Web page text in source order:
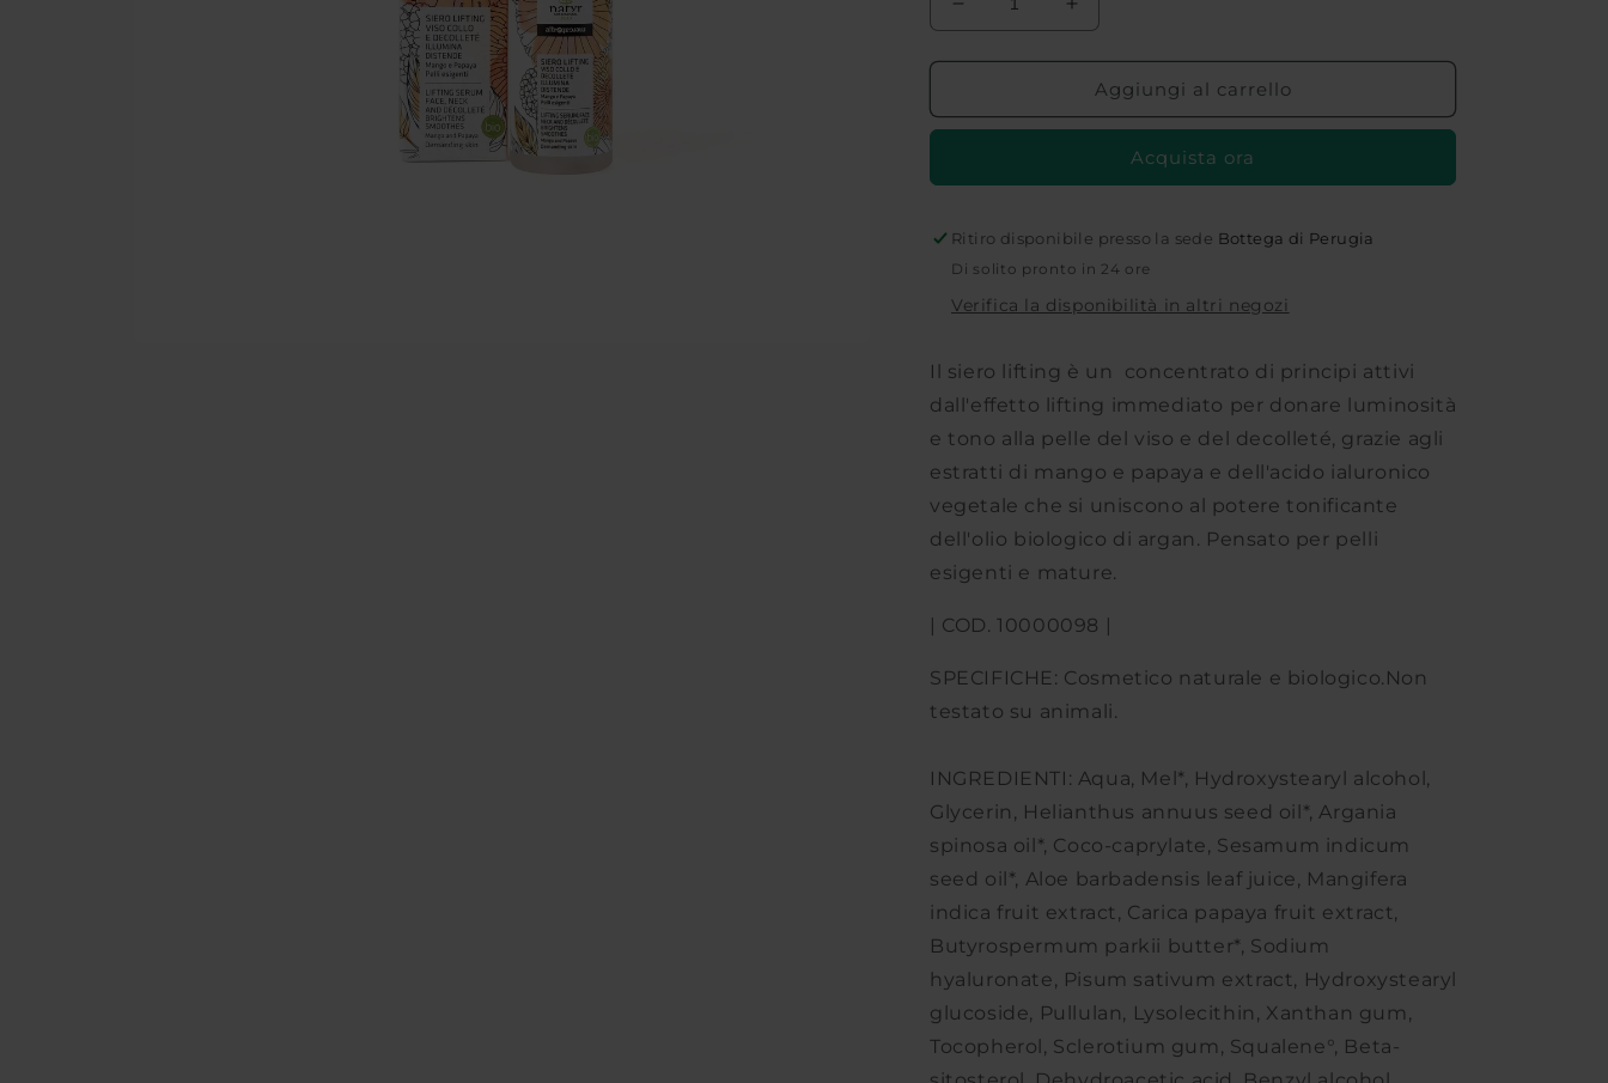
Diminuisci
quantità
per
lifting
e
al
mango
papaya
di
Aumenta
quantità
per
Siero
lifting
e
al
mango
papaya
di
Aggiungi al carrello
Acquista ora
Ritiro disponibile presso la sede Bottega di Perugia
Di solito pronto in 24 ore
Verifica la disponibilità in altri negozi
Il siero lifting è un concentrato di principi attivi
dall'effetto lifting immediato per donare luminosità
e tono alla pelle del viso e del decolleté, grazie agli
estratti di mango e papaya e dell'acido ialuronico
vegetale che si uniscono al potere tonificante
dell'olio biologico di argan. Pensato per pelli
esigenti e mature.
| COD. 10000098 |
SPECIFICHE: Cosmetico naturale e biologico.Non
testato su animali.
INGREDIENTI: Aqua, Mel*, Hydroxystearyl alcohol,
Glycerin, Helianthus annuus seed oil*, Argania
spinosa oil*, Coco-caprylate, Sesamum indicum
seed oil*, Aloe barbadensis leaf juice, Mangifera
indica fruit extract, Carica papaya fruit extract,
Butyrospermum parkii butter*, Sodium
hyaluronate, Pisum sativum extract, Hydroxystearyl
glucoside, Pullulan, Lysolecithin, Xanthan gum,
Tocopherol, Sclerotium gum, Squalene°, Beta-